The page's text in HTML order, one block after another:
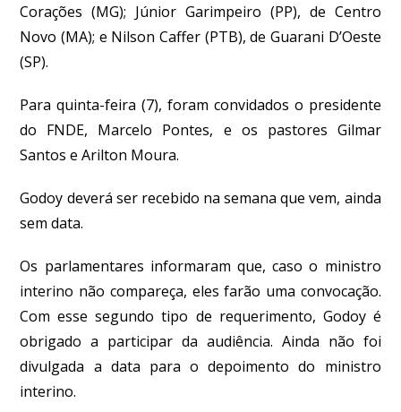
Corações (MG); Júnior Garimpeiro (PP), de Centro
Novo (MA); e Nilson Caffer (PTB), de Guarani D’Oeste
(SP).
Para quinta-feira (7), foram convidados o presidente
do FNDE, Marcelo Pontes, e os pastores Gilmar
Santos e Arilton Moura.
Godoy deverá ser recebido na semana que vem, ainda
sem data.
Os parlamentares informaram que, caso o ministro
interino não compareça, eles farão uma convocação.
Com esse segundo tipo de requerimento, Godoy é
obrigado a participar da audiência. Ainda não foi
divulgada a data para o depoimento do ministro
interino.